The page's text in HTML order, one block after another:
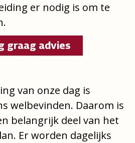
er nodig is om te
graag advies
van onze dag is
welbevinden. Daarom is
belangrijk deel van het
Er worden dagelijks